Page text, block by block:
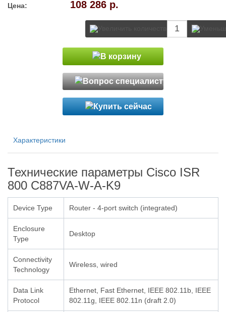
Цена: 108 286 р.
Характеристики
Технические параметры Cisco ISR
800 C887VA-W-A-K9
Device Type Router - 4-port switch (integrated)
Enclosure
Type
Desktop
Connectivity
Technology
Wireless, wired
Data Link
Protocol
Ethernet, Fast Ethernet, IEEE 802.11b, IEEE
802.11g, IEEE 802.11n (draft 2.0)